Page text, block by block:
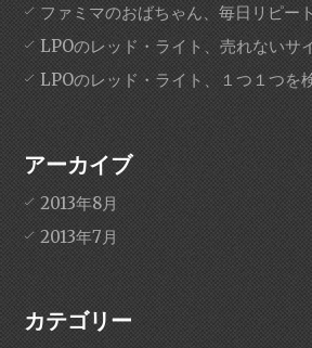
ファミマのおばちゃん、毎日リピー
LPOのレッド・ライト、売れないサ
LPOのレッド・ライト、１つ１つを
アーカイブ
2013年8月
2013年7月
カテゴリー